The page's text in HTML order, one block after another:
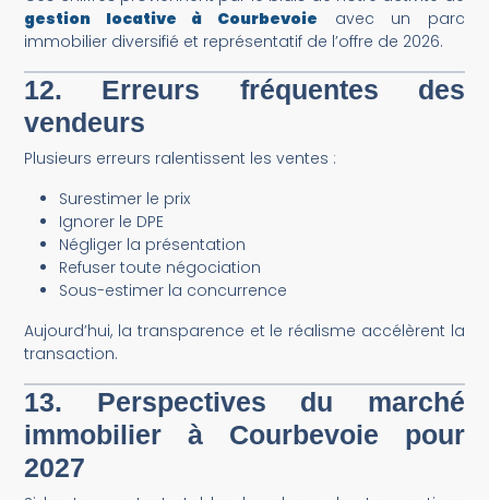
gestion locative à Courbevoie avec un parc
immobilier diversifié et représentatif de l’offre de 2026.
12. Erreurs fréquentes des
vendeurs
Plusieurs erreurs ralentissent les ventes :
Surestimer le prix
Ignorer le DPE
Négliger la présentation
Refuser toute négociation
Sous-estimer la concurrence
Aujourd’hui, la transparence et le réalisme accélèrent la
transaction.
13. Perspectives du marché
immobilier à Courbevoie pour
2027